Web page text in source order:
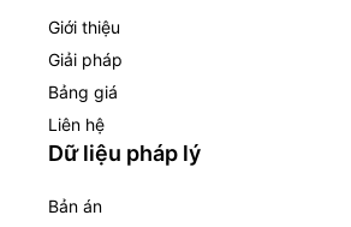
Giới thiệu
Giải pháp
Bảng giá
Liên hệ
Dữ liệu pháp lý
Bản án